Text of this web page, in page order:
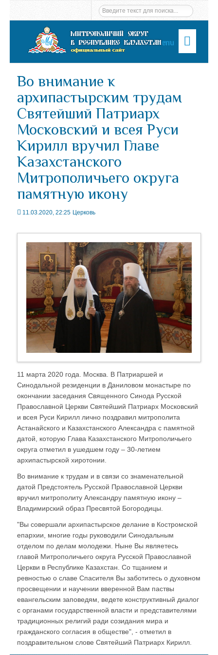
Menu
Во внимание к
архипастырским трудам
Святейший Патриарх
Московский и всея Руси
Кирилл вручил Главе
Казахстанского
Митрополичьего округа
памятную икону
11.03.2020, 22:25 Церковь
11 марта 2020 года. Москва. В Патриаршей и
Синодальной резиденции в Даниловом монастыре по
окончании заседания Священного Синода Русской
Православной Церкви Святейший Патриарх Московский
и всея Руси Кирилл лично поздравил митрополита
Астанайского и Казахстанского Александра с памятной
датой, которую Глава Казахстанского Митрополичьего
округа отметил в ушедшем году – 30-летием
архипастырской хиротонии.
Во внимание к трудам и в связи со знаменательной
датой Предстоятель Русской Православной Церкви
вручил митрополиту Александру памятную икону –
Владимирский образ Пресвятой Богородицы.
"Вы совершали архипастырское делание в Костромской
епархии, многие годы руководили Синодальным
отделом по делам молодежи. Ныне Вы являетесь
главой Митрополичьего округа Русской Православной
Церкви в Республике Казахстан. Со тщанием и
ревностью о славе Спасителя Вы заботитесь о духовном
просвещении и научении вверенной Вам паствы
евангельским заповедям, ведете конструктивный диалог
с органами государственной власти и представителями
традиционных религий ради созидания мира и
гражданского согласия в обществе", - отметил в
поздравительном слове Святейший Патриарх Кирилл.